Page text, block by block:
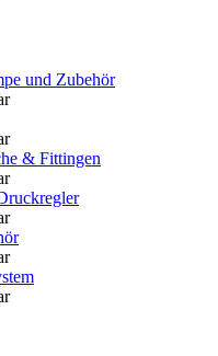
und Zubehör
& Fittingen